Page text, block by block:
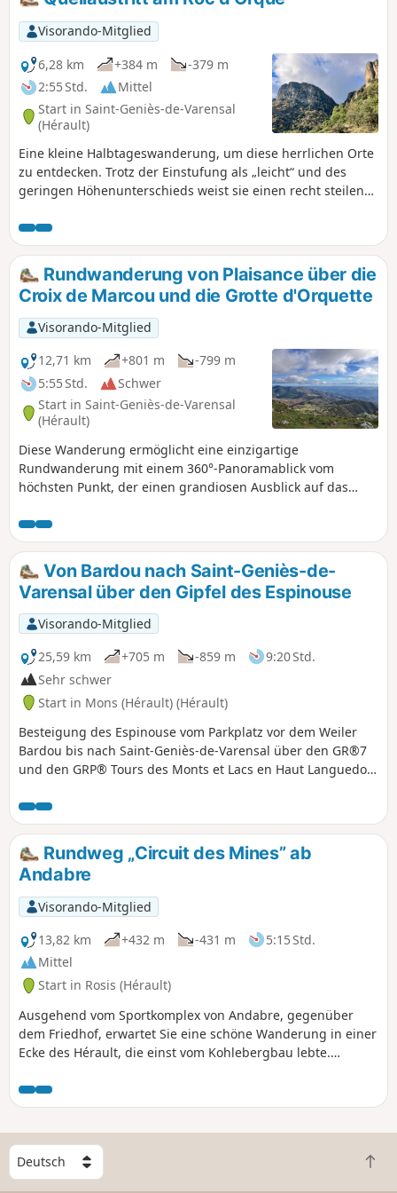
kurze) Passagen sind etwas schwierig zu
begehen, aber die GPX-Route von Visorando
ist sehr hilfreich.
Visorando-Mitglied
6,28 km
+384 m
-379 m
2:55 Std.
Mittel
Start in Saint-Geniès-de-Varensal
(Hérault)
Eine kleine Halbtageswanderung, um diese herrlichen Orte
zu entdecken. Trotz der Einstufung als „leicht“ und des
geringen Höhenunterschieds weist sie einen recht steilen
steilen Abstieg nach der Ruine von Orquette auf. Gutes
Schuhwerk und eine gute körperliche Verfassung sind
erforderlich.
Rundwanderung von Plaisance über die
Croix de Marcou und die Grotte d'Orquette
Visorando-Mitglied
12,71 km
+801 m
-799 m
5:55 Std.
Schwer
Start in Saint-Geniès-de-Varensal
(Hérault)
Diese Wanderung ermöglicht eine einzigartige
Rundwanderung mit einem 360°-Panoramablick vom
höchsten Punkt, der einen grandiosen Ausblick auf das
nördlich und östlich dieses bemerkenswerten Kuppelbergs
bietet: den Mont Marcou. Der Aufstieg ist recht
anspruchsvoll mit steilen Hängen, an denen man
manchmal die Hände einsetzen muss, um felsige Passagen
zu erklimmen. Auch der Abstieg weist einige recht steile
Abschnitte auf. Die Wanderung kann daher für manche
schwierig sein. Die ersten 45 Minuten bieten jedoch die
Möglichkeit, sich gut aufzuwärmen, bevor man den steilen
Aufstieg zu den Antennen und sogar darüber hinaus in
Angriff nimmt. Eine schöne, naturbelassene und sportliche
Route.
Von Bardou nach Saint-Geniès-de-
Varensal über den Gipfel des Espinouse
Visorando-Mitglied
25,59 km
+705 m -859 m
9:20 Std.
Sehr schwer
Start in Mons (Hérault) (Hérault)
Besteigung des Espinouse vom Parkplatz vor dem Weiler
Bardou bis nach Saint-Geniès-de-Varensal über den GR®7
und den GRP® Tours des Monts et Lacs en Haut Languedoc.
Rundwanderung, die mit der Besteigung des Caroux von
Saint-Geniès-de-Varensal zum Parkplatz vor dem Weiler
Bardou abgeschlossen wird.
Rundweg „Circuit des Mines” ab
Andabre
Visorando-Mitglied
13,82 km
+432 m -431 m
5:15 Std.
Mittel
Start in Rosis (Hérault)
Ausgehend vom Sportkomplex von Andabre, gegenüber
dem Friedhof, erwartet Sie eine schöne Wanderung in einer
Ecke des Hérault, die einst vom Kohlebergbau lebte.
eingestellt wurde, hat er tiefe Spuren hinterlassen. Diese
Wanderung ermöglicht es Ihnen, eine andere Art von
Landwirtschaft zu tun hat: den Anbau von Kastanien.
W
ä
Z
u